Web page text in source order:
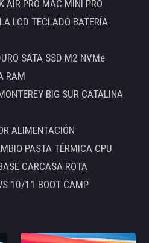
AIR PRO MAC MINI PRO
LCD TECLADO BATERÍA
SATA SSD M2 NVMe
RAM
BIG SUR CATALINA
ALIMENTACIÓN
PASTA TÉRMICA CPU
CARCASA ROTA
10/11 BOOT CAMP